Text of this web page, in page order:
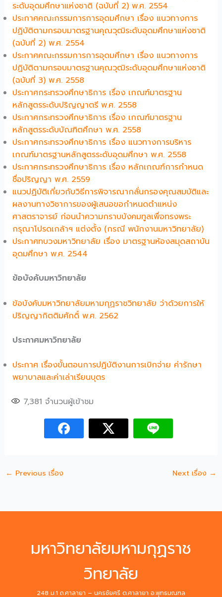
ระดับอุดมศึกษาแห่งชาติ (ฉบับที่ 2) พ.ศ. 2554
ประกาศคณะกรรมการการอุดมศึกษา เรื่อง แนวทางการ
ปฏิบัติตามกรอบมาตรฐานคุณวุฒิระดับอุดมศึกษาแห่งชาติ
(ฉบับที่ 2) พ.ศ. 2554
ประกาศคณะกรรมการการอุดมศึกษา เรื่อง แนวทางการ
ปฏิบัติตามกรอบมาตรฐานคุณวุฒิระดับอุดมศึกษาแห่งชาติ
(ฉบับที่ 3) พ.ศ. 2558
ประกาศกระทรวงศึกษาธิการ เรื่อง เกณฑ์มาตรฐาน
หลักสูตรระดับปริญญาตรี พ.ศ. 2558
ประกาศกระทรวงศึกษาธิการ เรื่อง เกณฑ์มาตรฐาน
หลักสูตรระดับบัณฑิตศึกษา พ.ศ. 2558
ประกาศกระทรวงศึกษาธิการ เรื่อง แนวทางการบริหาร
เกณฑ์มาตรฐานหลักสูตรระดับอุดมศึกษา พ.ศ. 2558
ประกาศกระทรวงศึกษาธิการ เรื่อง หลักเกณฑ์การกำหนด
ชื่อปริญญา พ.ศ. 2559
แนวปฏิบัติเกี่ยวกับวิธีการพิจารณากลั่นกรองคุณสมบัติและ
ผลงานทางวิชาการของผู้เสนอขอกำหนดตำแหน่ง
ศาสตราจารย์ ก่อนนำความกราบบังคมทูลเพื่อทรงพระ
กรุณาโปรดเกล้าฯ แต่งตั้ง (กรณี พนักงานมหาวิทยาลัย)
ประกาศทบวงมหาวิทยาลัย เรื่อง มาตรฐานห้องสมุดสถาบัน
อุดมศึกษา พ.ศ. 2544
ข้อบังคับมหาวิทยาลัย
ข้อบังคับมหาวิทยาลัยมหามกุฏราชวิทยาลัย ว่าด้วยการให้
ปริญญากิตติมศักดิ์ พ.ศ. 2562
ประกาศมหาวิทยาลัย
ประกาศ เรื่องขั้นตอนการปฏิบัติงานการเบิกจ่าย ค่ารักษา
พยาบาลและค่าเล่าเรียนบุตร
7,381 จำนวนผู้เข้าชม
← Previous เรื่อง Next เรื่อง →
มหาวิทยาลัยมหามกุฏราช
วิทยาลัย
248 ม.1 ถ.ศาลายา – นครชัยศรี ต.ศาลายา อ.พุทธมณฑล